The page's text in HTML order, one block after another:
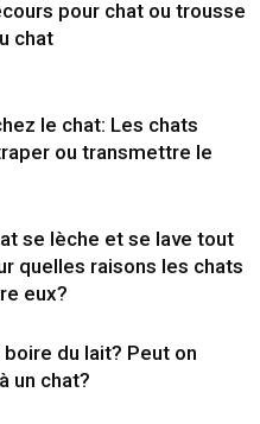
pour chat ou trousse
chat
le chat: Les chats
ou transmettre le
se lèche et se lave tout
quelles raisons les chats
eux?
du lait? Peut on
un chat?